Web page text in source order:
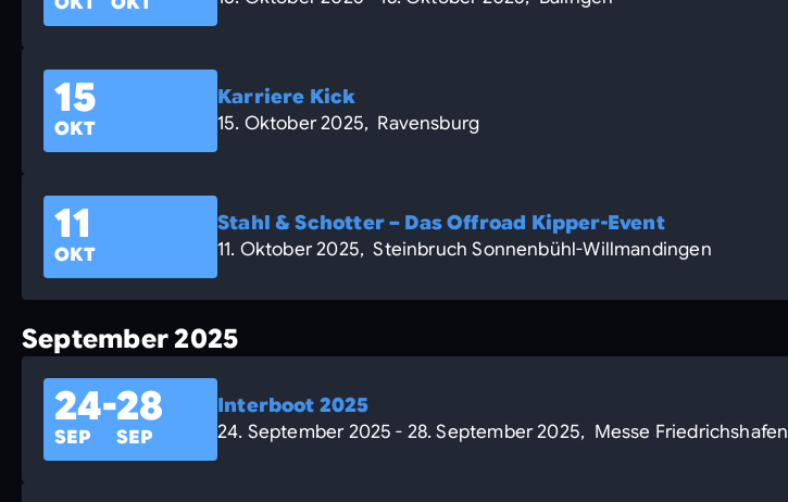
15
OKT
Karriere Kick
15. Oktober 2025, Ravensburg
11
OKT
Stahl & Schotter – Das Offroad Kipper-Event
11. Oktober 2025, Steinbruch Sonnenbühl-Willmandingen
September 2025
24
SEP
-28
SEP
Interboot 2025
24. September 2025 - 28. September 2025, Messe Friedrichshafen